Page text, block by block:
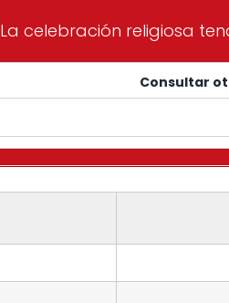
La celebración religiosa
Consultar